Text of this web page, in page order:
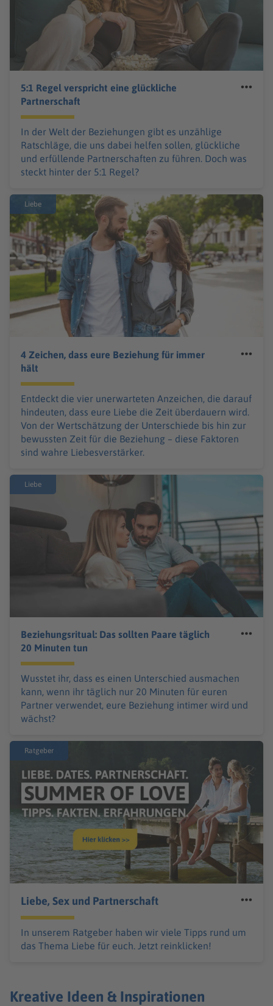
5:1 Regel verspricht eine glückliche
Partnerschaft
In der Welt der Beziehungen gibt es unzählige
Ratschläge, die uns dabei helfen sollen, glückliche
und erfüllende Partnerschaften zu führen. Doch was
steckt hinter der 5:1 Regel?
Liebe
4 Zeichen, dass eure Beziehung für immer
hält
Entdeckt die vier unerwarteten Anzeichen, die darauf
hindeuten, dass eure Liebe die Zeit überdauern wird.
Von der Wertschätzung der Unterschiede bis hin zur
bewussten Zeit für die Beziehung – diese Faktoren
sind wahre Liebesverstärker.
Liebe
Beziehungsritual: Das sollten Paare täglich
20 Minuten tun
Wusstet ihr, dass es einen Unterschied ausmachen
kann, wenn ihr täglich nur 20 Minuten für euren
Partner verwendet, eure Beziehung intimer wird und
wächst?
Ratgeber
Liebe, Sex und Partnerschaft
In unserem Ratgeber haben wir viele Tipps rund um
das Thema Liebe für euch. Jetzt reinklicken!
Kreative Ideen & Inspirationen